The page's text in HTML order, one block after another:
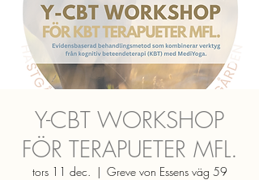
Y-CBT WORKSHOP
FÖR TERAPUETER MFL.
tors 11 dec.
  |
Greve von Essens väg 59